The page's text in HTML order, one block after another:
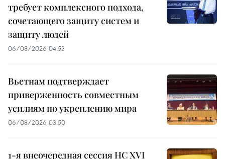
требует комплексного подхода,
сочетающего защиту систем и
защиту людей
06/08/2026 04:53
Вьетнам подтверждает
приверженность совместным
усилиям по укреплению мира
06/08/2026 03:50
1-я внеочередная сессия НС XVI